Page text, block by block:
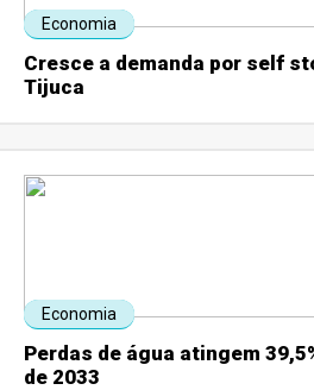
Economia
Cresce a demanda por self
Tijuca
Economia
Perdas de água atingem
de 2033